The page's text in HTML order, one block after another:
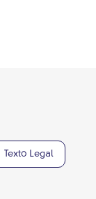
Texto Legal